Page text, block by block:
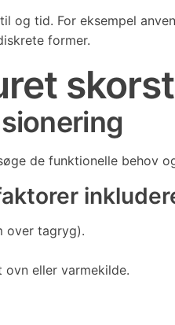
og tid. For eksempel
former.
de funktionelle behov
over tagryg).
eller varmekilde.